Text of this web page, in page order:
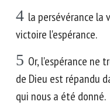
4 la persévérance la
victoire l'espérance.
5 Or, l'espérance ne
de Dieu est répandu
qui nous a été donné.